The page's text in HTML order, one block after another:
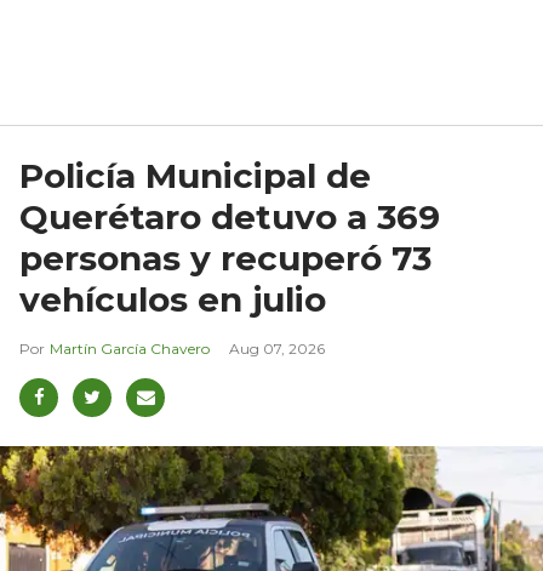
Policía Municipal de
Querétaro detuvo a 369
personas y recuperó 73
vehículos en julio
Martín García Chavero Aug 07, 2026